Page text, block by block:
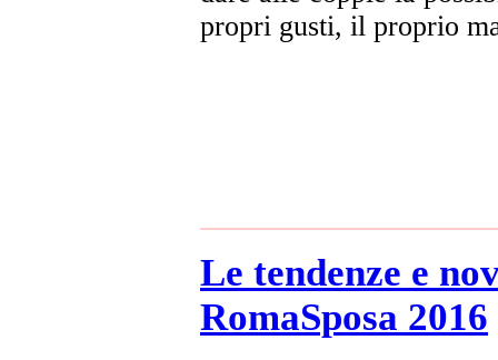
propri gusti, il proprio
Le tendenze e
RomaSposa 2016